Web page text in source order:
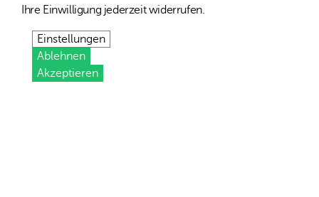
Ihre Einwilligung jederzeit widerrufen.
Einstellungen
Ablehnen
Akzeptieren